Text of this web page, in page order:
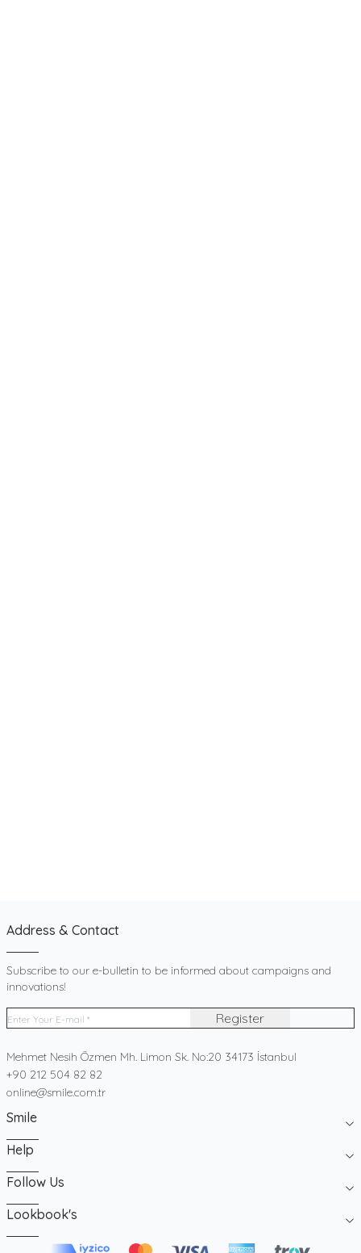
Address & Contact
Subscribe to our e-bulletin to be informed about campaigns and
innovations!
Register
Address
Mehmet Nesih Özmen Mh. Limon Sk. No:20 34173 İstanbul
Telephone
+90 212 504 82 82
Email
online@smile.com.tr
Smile
Help
Follow Us
Lookbook's